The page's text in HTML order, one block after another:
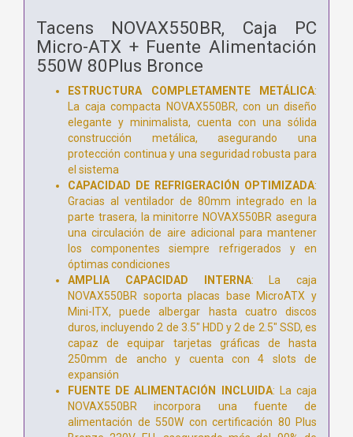
Tacens NOVAX550BR, Caja PC
Micro-ATX + Fuente Alimentación
550W 80Plus Bronce
ESTRUCTURA COMPLETAMENTE METÁLICA:
La caja compacta NOVAX550BR, con un diseño
elegante y minimalista, cuenta con una sólida
construcción metálica, asegurando una
protección continua y una seguridad robusta para
el sistema
CAPACIDAD DE REFRIGERACIÓN OPTIMIZADA:
Gracias al ventilador de 80mm integrado en la
parte trasera, la minitorre NOVAX550BR asegura
una circulación de aire adicional para mantener
los componentes siempre refrigerados y en
óptimas condiciones
AMPLIA CAPACIDAD INTERNA: La caja
NOVAX550BR soporta placas base MicroATX y
Mini-ITX, puede albergar hasta cuatro discos
duros, incluyendo 2 de 3.5" HDD y 2 de 2.5" SSD, es
capaz de equipar tarjetas gráficas de hasta
250mm de ancho y cuenta con 4 slots de
expansión
FUENTE DE ALIMENTACIÓN INCLUIDA: La caja
NOVAX550BR incorpora una fuente de
alimentación de 550W con certificación 80 Plus